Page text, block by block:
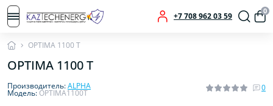
+7 708 962 03 59
0
OPTIMA 1100 T
OPTIMA 1100 T
Производитель:ALPHA
Модель:OPTIMA1100T
0